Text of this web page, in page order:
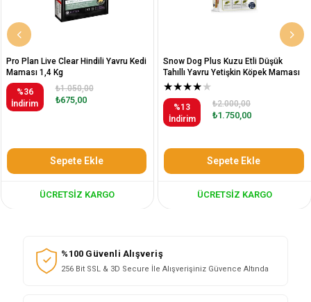
Pro Plan Live Clear Hindili Yavru Kedi
Maması 1,4 Kg
%36
İndirim
₺675,00
₺1.050,00
Sepete Ekle
ÜCRETSIZ KARGO
Snow Dog Plus Kuzu Etli Düşük
Tahıllı Yavru Yetişkin Köpek Maması
12 Kg
★★★★★
%13
İndirim
₺1.750,00
₺2.000,00
Sepete Ekle
ÜCRETSIZ KARGO
%100 Güvenli Alışveriş
256 Bit SSL & 3D Secure İle Alışverişiniz Güvence Altında